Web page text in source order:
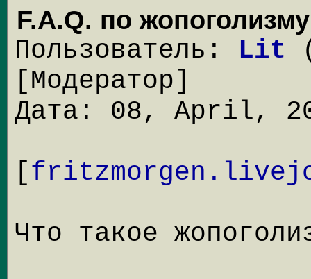
F.A.Q. по жопоголизму
Пользователь: Lit
[Модератор]
Дата: 08, April,
[
Что такое